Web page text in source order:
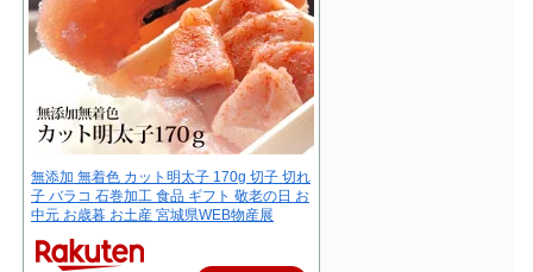
無添加 無着色 カット明太子 170g 切子 切れ
子 バラコ 石巻加工 食品 ギフト 敬老の日 お
中元 お歳暮 お土産 宮城県WEB物産展